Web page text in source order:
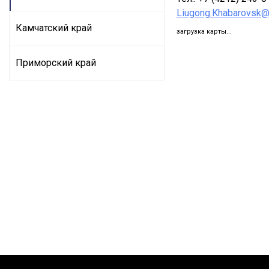
Камчатский край
Приморский край
загрузка карты...